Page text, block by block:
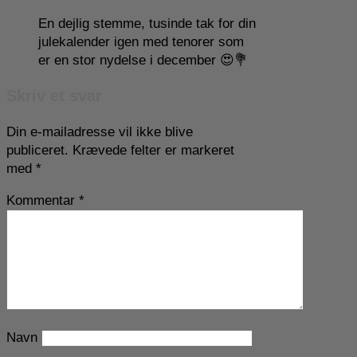
En dejlig stemme, tusinde tak for din
julekalender igen med tenorer som
er en stor nydelse i december 😍💐
Din e-mailadresse vil ikke blive
publiceret. Krævede felter er markeret
med *
Kommentar *
Navn